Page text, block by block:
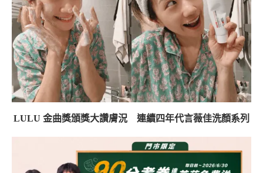
LULU 金曲獎頒獎大讚膚況 連續四年代言薇佳洗顏系列